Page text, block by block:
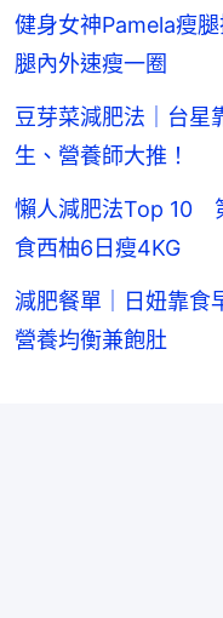
健身女神Pamela瘦
腿內外速瘦一圈
豆芽菜減肥法｜台
生、營養師大推！
懶人減肥法Top 10
食西柚6日瘦4KG
減肥餐單｜日妞靠
營養均衡兼飽肚